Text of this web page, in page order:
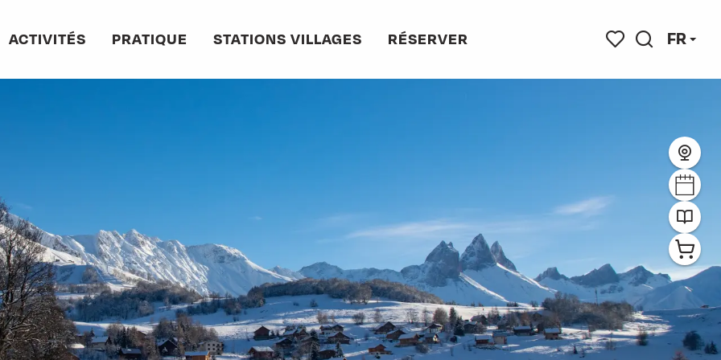
FR
ACTIVITÉS PRATIQUE STATIONS VILLAGES RÉSERVER